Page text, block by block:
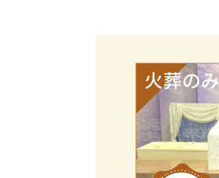
火葬のみ